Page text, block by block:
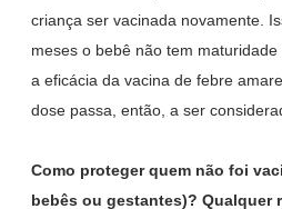
criança ser vacinada novamente.
meses o bebê não tem
a eficácia da vacina de febre
dose passa, então, a ser
Como proteger quem não foi
bebês ou gestantes)? Qualquer